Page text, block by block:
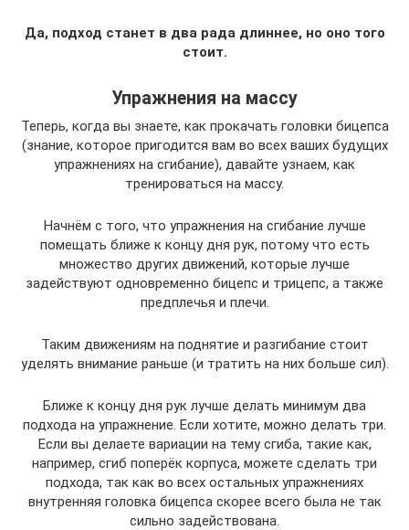
Да, подход станет в два рада длиннее, но оно того
стоит.
Упражнения на массу
Теперь, когда вы знаете, как прокачать головки бицепса
(знание, которое пригодится вам во всех ваших будущих
упражнениях на сгибание), давайте узнаем, как
тренироваться на массу.
Начнём с того, что упражнения на сгибание лучше
помещать ближе к концу дня рук, потому что есть
множество других движений, которые лучше
задействуют одновременно бицепс и трицепс, а также
предплечья и плечи.
Таким движениям на поднятие и разгибание стоит
уделять внимание раньше (и тратить на них больше сил).
Ближе к концу дня рук лучше делать минимум два
подхода на упражнение. Если хотите, можно делать три.
Если вы делаете вариации на тему сгиба, такие как,
например, сгиб поперёк корпуса, можете сделать три
подхода, так как во всех остальных упражнениях
внутренняя головка бицепса скорее всего была не так
сильно задействована.